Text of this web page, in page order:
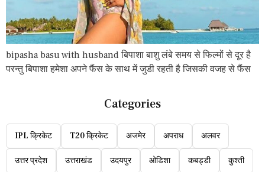
bipasha basu with husband बिपाशा बाशु लंबे समय से फिल्मों से दूर है
परन्तु बिपाशा हमेशा अपने फैंस के साथ में जुडी रहती है जिसकी वजह से फैंस
Categories
IPL क्रिकेट T20 क्रिकेट अजमेर अपराध अलवर
उत्तर प्रदेश उत्तराखंड उदयपुर ओडिशा कबड्डी कुश्ती